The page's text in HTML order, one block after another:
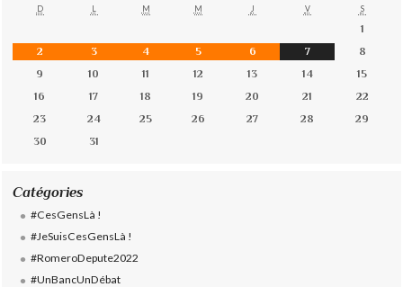
D L M M J V S
1
2
3 4 5 6 7
8
9
10 11 12 13 14
15
16
17 18 19 20 21
22
23
24 25 26 27 28
29
30
31
Catégories
#CesGensLà !
#JeSuisCesGensLà !
#RomeroDepute2022
#UnBancUnDébat